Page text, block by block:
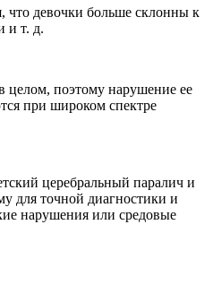
что девочки больше склонны к
и т. д.
целом, поэтому нарушение ее
при широком спектре
церебральный паралич и
для точной диагностики и
нарушения или средовые